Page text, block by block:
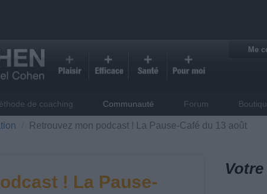
Me
de coaching Communauté Forum
Retrouvez mon podcast ! La Pause-Café du 13 août
! La Pause-